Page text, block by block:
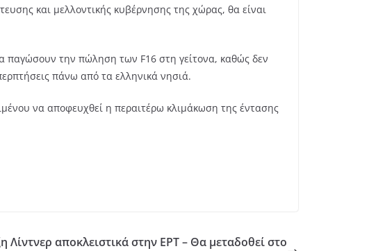
και μελλοντικής κυβέρνησης της χώρας, θα είναι
παγώσουν την πώληση των F16 στη γείτονα, καθώς δεν
πάνω από τα ελληνικά νησιά.
να αποφευχθεί η περαιτέρω κλιμάκωση της έντασης
Λίντνερ αποκλειστικά στην ΕΡΤ – Θα μεταδοθεί στο